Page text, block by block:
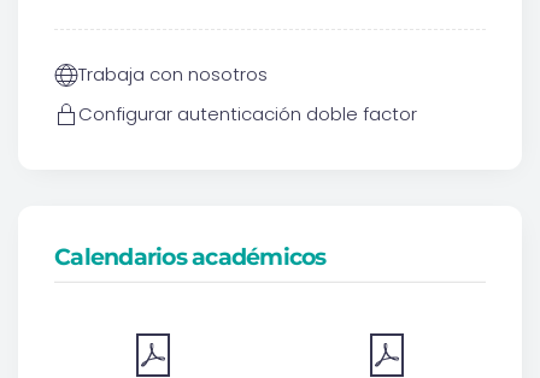
Trabaja con nosotros
Configurar autenticación doble factor
Calendarios académicos